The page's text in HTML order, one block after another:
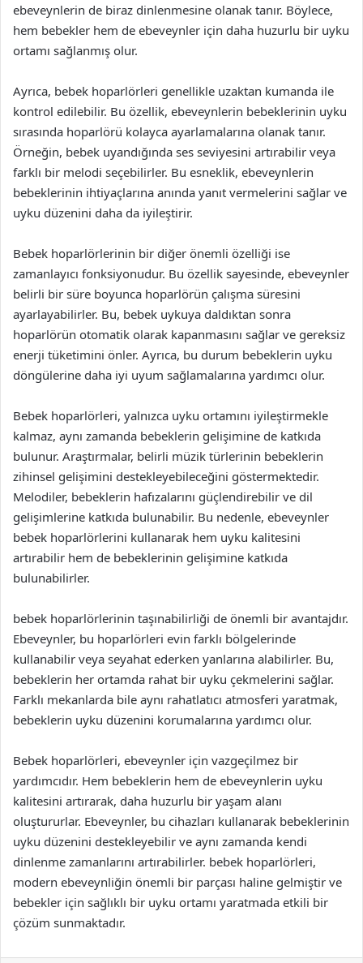
ebeveynlerin de biraz dinlenmesine olanak tanır. Böylece,
hem bebekler hem de ebeveynler için daha huzurlu bir uyku
ortamı sağlanmış olur.
Ayrıca, bebek hoparlörleri genellikle uzaktan kumanda ile
kontrol edilebilir. Bu özellik, ebeveynlerin bebeklerinin uyku
sırasında hoparlörü kolayca ayarlamalarına olanak tanır.
Örneğin, bebek uyandığında ses seviyesini artırabilir veya
farklı bir melodi seçebilirler. Bu esneklik, ebeveynlerin
bebeklerinin ihtiyaçlarına anında yanıt vermelerini sağlar ve
uyku düzenini daha da iyileştirir.
Bebek hoparlörlerinin bir diğer önemli özelliği ise
zamanlayıcı fonksiyonudur. Bu özellik sayesinde, ebeveynler
belirli bir süre boyunca hoparlörün çalışma süresini
ayarlayabilirler. Bu, bebek uykuya daldıktan sonra
hoparlörün otomatik olarak kapanmasını sağlar ve gereksiz
enerji tüketimini önler. Ayrıca, bu durum bebeklerin uyku
döngülerine daha iyi uyum sağlamalarına yardımcı olur.
Bebek hoparlörleri, yalnızca uyku ortamını iyileştirmekle
kalmaz, aynı zamanda bebeklerin gelişimine de katkıda
bulunur. Araştırmalar, belirli müzik türlerinin bebeklerin
zihinsel gelişimini destekleyebileceğini göstermektedir.
Melodiler, bebeklerin hafızalarını güçlendirebilir ve dil
gelişimlerine katkıda bulunabilir. Bu nedenle, ebeveynler
bebek hoparlörlerini kullanarak hem uyku kalitesini
artırabilir hem de bebeklerinin gelişimine katkıda
bulunabilirler.
bebek hoparlörlerinin taşınabilirliği de önemli bir avantajdır.
Ebeveynler, bu hoparlörleri evin farklı bölgelerinde
kullanabilir veya seyahat ederken yanlarına alabilirler. Bu,
bebeklerin her ortamda rahat bir uyku çekmelerini sağlar.
Farklı mekanlarda bile aynı rahatlatıcı atmosferi yaratmak,
bebeklerin uyku düzenini korumalarına yardımcı olur.
Bebek hoparlörleri, ebeveynler için vazgeçilmez bir
yardımcıdır. Hem bebeklerin hem de ebeveynlerin uyku
kalitesini artırarak, daha huzurlu bir yaşam alanı
oluştururlar. Ebeveynler, bu cihazları kullanarak bebeklerinin
uyku düzenini destekleyebilir ve aynı zamanda kendi
dinlenme zamanlarını artırabilirler. bebek hoparlörleri,
modern ebeveynliğin önemli bir parçası haline gelmiştir ve
bebekler için sağlıklı bir uyku ortamı yaratmada etkili bir
çözüm sunmaktadır.